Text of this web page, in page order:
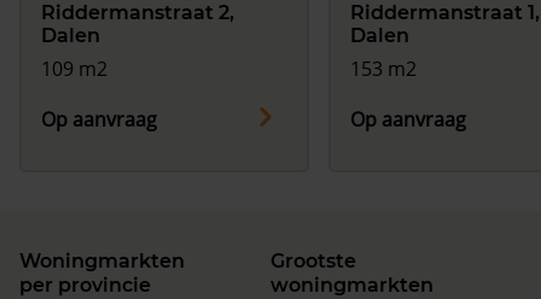
Riddermanstraat 2,
Dalen
109 m2
Op aanvraag
Riddermanstraat 1,
Dalen
153 m2
Op aanvraag
Woningmarkten
per provincie
Grootste
woningmarkten